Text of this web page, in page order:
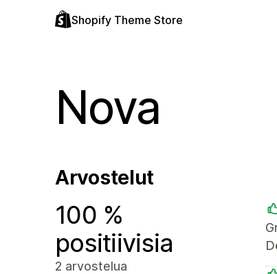
Shopify Theme Store
Nova
Arvostelut
100 %
positiivisia
2 arvostelua